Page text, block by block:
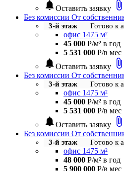
notifications Оставить заявку attach_file
Без комиссии От
3-й этаж Готово к
офис 1475 м²
45 000 Р/м² в год
5 531 000 Р/в мес
notifications Оставить заявку attach_file
Без комиссии От
3-й этаж Готово к
офис 1475 м²
45 000 Р/м² в год
5 531 000 Р/в мес
notifications Оставить заявку attach_file
Без комиссии От
3-й этаж Готово к
офис 1475 м²
48 000 Р/м² в год
5 900 000 Р/в мес